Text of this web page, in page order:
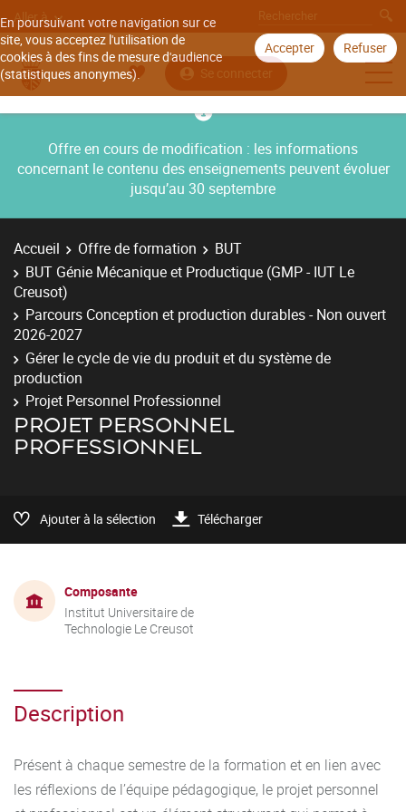
En poursuivant votre navigation sur ce
site, vous acceptez l'utilisation de
cookies à des fins de mesure d'audience
(statistiques anonymes).
Accepter Refuser
Aller à
Se connecter
Offre en cours de modification : les informations
concernant le contenu des enseignements peuvent évoluer
jusqu’au 30 septembre
Accueil Offre de formation
BUT
BUT Génie Mécanique et Productique (GMP - IUT Le
Creusot)
Parcours Conception et production durables - Non ouvert
2026-2027
Gérer le cycle de vie du produit et du système de
production
Projet Personnel Professionnel
PROJET PERSONNEL
PROFESSIONNEL
Ajouter à la sélection Télécharger
Composante
Institut Universitaire de
Technologie Le Creusot
Description
Présent à chaque semestre de la formation et en lien avec
les réflexions de l’équipe pédagogique, le projet personnel